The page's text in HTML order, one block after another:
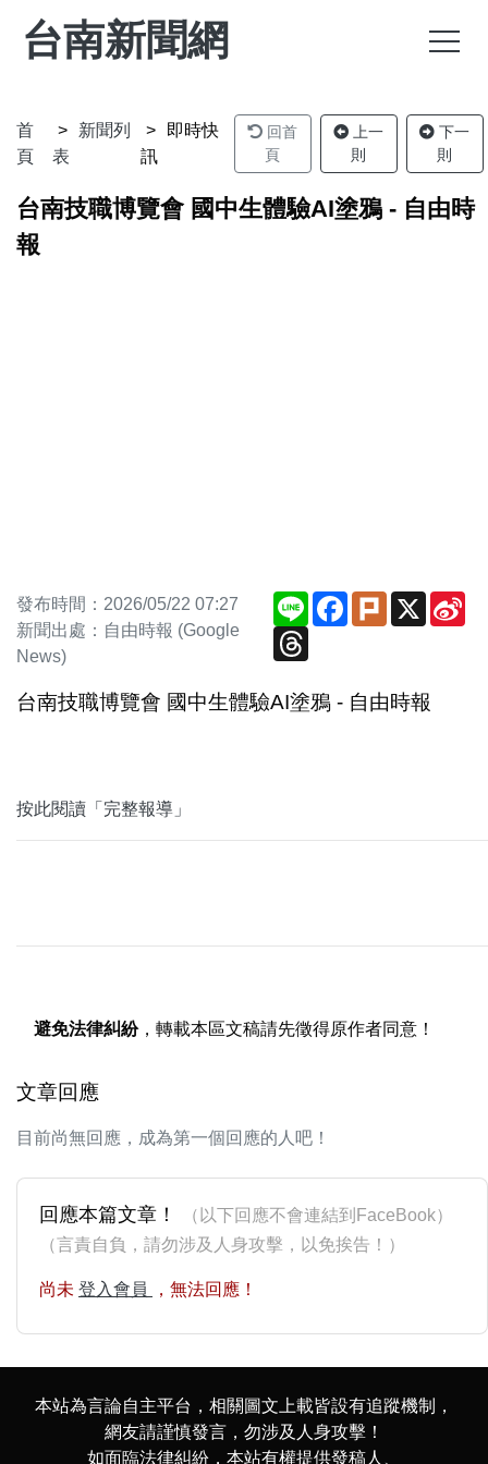
台南新聞網
首
頁
新聞列
表
即時快
訊
回首
頁
上一
則
下一
則
台南技職博覽會 國中生體驗AI塗鴉 - 自由時
報
發布時間：2026/05/22 07:27
新聞出處：自由時報 (Google
News)
Line Facebook
Plurk X
台南技職博覽會 國中生體驗AI塗鴉 - 自由時報
按此閱讀「完整報導」
避免法律糾紛，轉載本區文稿請先徵得原作者同意！
文章回應
目前尚無回應，成為第一個回應的人吧！
回應本篇文章！
（以下回應不會連結到FaceBook）
（言責自負，請勿涉及人身攻擊，以免挨告！）
尚未 登入會員 ，無法回應！
本站為言論自主平台，相關圖文上載皆設有追蹤機制，
網友請謹慎發言，勿涉及人身攻擊！
如面臨法律糾紛，本站有權提供發稿人、